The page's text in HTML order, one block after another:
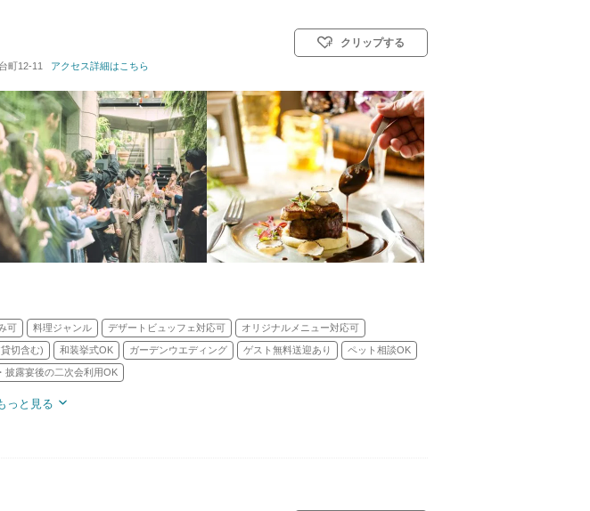
挙式スタイル: 教会式(キリスト教式)／神前式／人前式
町12-11 アクセス詳細はこちら
クリップする
可 料理ジャンル デザートビュッフェ対応可 オリジナルメニュー対応可
切含む) 和装挙式OK ガーデンウエディング ゲスト無料送迎あり ペット相談OK
披露宴後の二次会利用OK
っと見る